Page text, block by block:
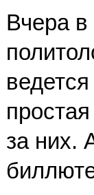
Вчера
за них.